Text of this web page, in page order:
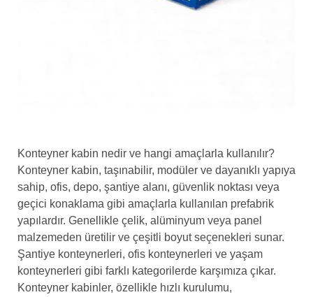
Konteyner kabin nedir ve hangi amaçlarla kullanılır?
Konteyner kabin, taşınabilir, modüler ve dayanıklı yapıya
sahip, ofis, depo, şantiye alanı, güvenlik noktası veya
geçici konaklama gibi amaçlarla kullanılan prefabrik
yapılardır. Genellikle çelik, alüminyum veya panel
malzemeden üretilir ve çeşitli boyut seçenekleri sunar.
Şantiye konteynerleri, ofis konteynerleri ve yaşam
konteynerleri gibi farklı kategorilerde karşımıza çıkar.
Konteyner kabinler, özellikle hızlı kurulumu,